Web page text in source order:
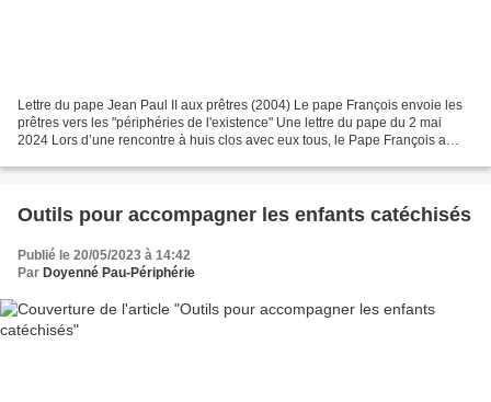
Lettre du pape Jean Paul II aux prêtres (2004) Le pape François envoie les
prêtres vers les "périphéries de l'existence" Une lettre du pape du 2 mai
2024 Lors d’une rencontre à huis clos avec eux tous, le Pape François a
Outils pour accompagner les enfants catéchisés
Publié le 20/05/2023 à 14:42
Par Doyenné Pau-Périphérie